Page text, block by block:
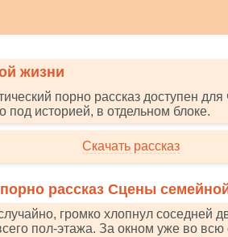
жизни
порно рассказ доступен для
под историей, в отдельном блоке.
Скачать рассказ
рассказ Сцены
громко хлопнул соседней
пол-этажа. За окном уже во всю